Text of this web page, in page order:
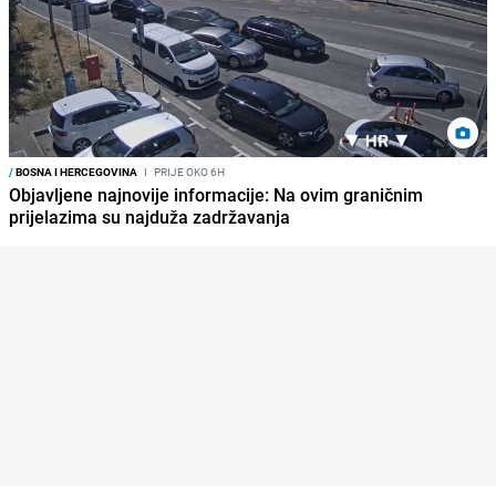
/BOSNA I HERCEGOVINA I PRIJE OKO 6H
Objavljene najnovije informacije: Na ovim graničnim
prijelazima su najduža zadržavanja